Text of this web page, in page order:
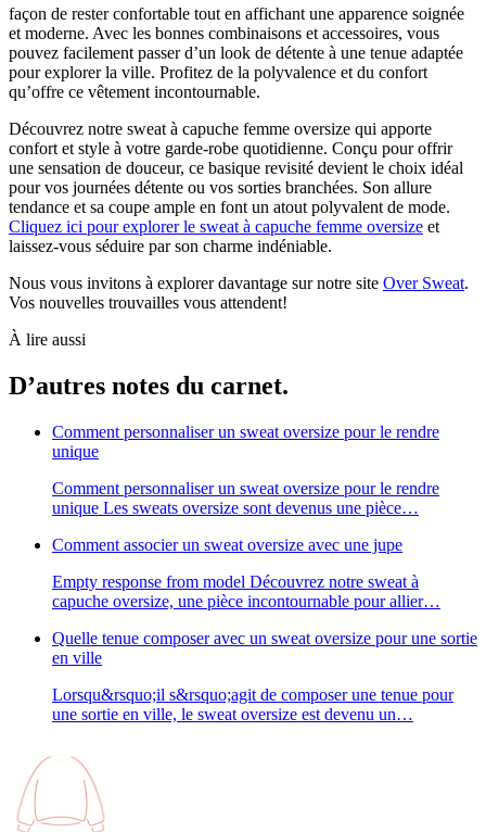
façon de rester confortable tout en affichant une apparence soignée
et moderne. Avec les bonnes combinaisons et accessoires, vous
pouvez facilement passer d’un look de détente à une tenue adaptée
pour explorer la ville. Profitez de la polyvalence et du confort
qu’offre ce vêtement incontournable.
Découvrez notre sweat à capuche femme oversize qui apporte
confort et style à votre garde-robe quotidienne. Conçu pour offrir
une sensation de douceur, ce basique revisité devient le choix idéal
pour vos journées détente ou vos sorties branchées. Son allure
tendance et sa coupe ample en font un atout polyvalent de mode.
Cliquez ici pour explorer le sweat à capuche femme oversize et
laissez-vous séduire par son charme indéniable.
Nous vous invitons à explorer davantage sur notre site Over Sweat.
Vos nouvelles trouvailles vous attendent!
À lire aussi
D’autres notes du carnet.
Comment personnaliser un sweat oversize pour le rendre
unique
Comment personnaliser un sweat oversize pour le rendre
unique Les sweats oversize sont devenus une pièce…
Comment associer un sweat oversize avec une jupe
Empty response from model Découvrez notre sweat à
capuche oversize, une pièce incontournable pour allier…
Quelle tenue composer avec un sweat oversize pour une sortie
en ville
Lorsqu&rsquo;il s&rsquo;agit de composer une tenue pour
une sortie en ville, le sweat oversize est devenu un…